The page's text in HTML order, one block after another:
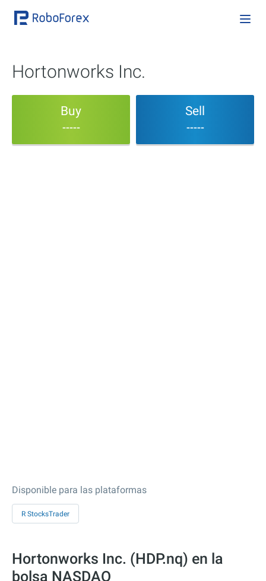
Hortonworks Inc.
Buy
-----
Sell
-----
Disponible para las plataformas
R StocksTrader
Hortonworks Inc. (HDP.nq) en la
bolsa NASDAQ